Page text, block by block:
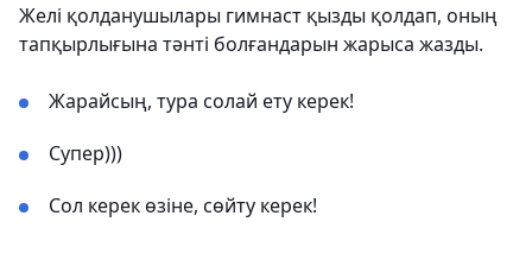
Желі қолданушылары гимнаст қызды қолдап, оның
тапқырлығына тәнті болғандарын жарыса жазды.
Жарайсың, тура солай ету керек!
Супер)))
Сол керек өзіне, сөйту керек!